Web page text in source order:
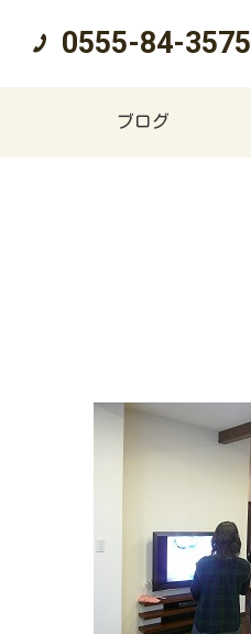
0555-84-3575
ブログ